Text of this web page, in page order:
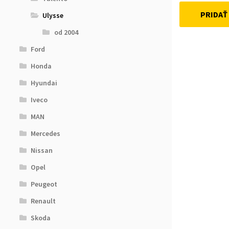
Ulysse
od 2004
Ford
Honda
Hyundai
Iveco
MAN
Mercedes
Nissan
Opel
Peugeot
Renault
Skoda